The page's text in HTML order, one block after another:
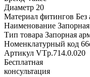
Диаметр 20
Материал фитингов Без
Наименование
Тип товара Запорная
Номенклатурный код
Артикул VTp.714.0.020
Бесплатная
консультация